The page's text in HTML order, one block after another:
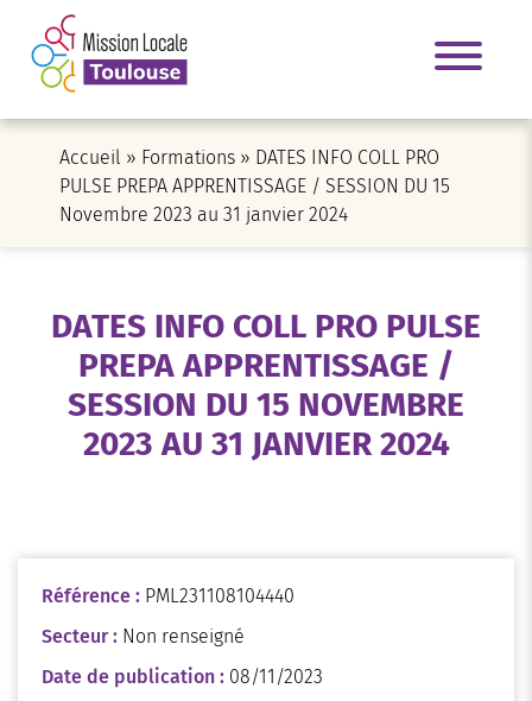
Accueil » Formations » DATES INFO COLL PRO
PULSE PREPA APPRENTISSAGE / SESSION DU 15
Novembre 2023 au 31 janvier 2024
DATES INFO COLL PRO PULSE
PREPA APPRENTISSAGE /
SESSION DU 15 NOVEMBRE
2023 AU 31 JANVIER 2024
Référence : PML231108104440
Secteur : Non renseigné
Date de publication : 08/11/2023